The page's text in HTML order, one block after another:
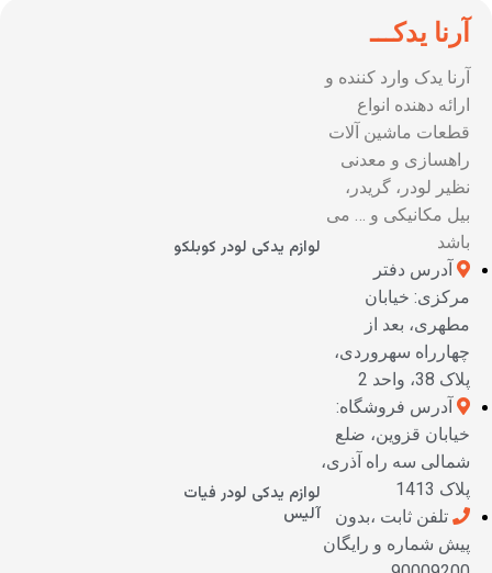
آرنا یدکـــ
آرنا یدک وارد کننده و
ارائه دهنده انواع
قطعات ماشین آلات
راهسازی و معدنی
نظیر لودر، گریدر،
بیل مکانیکی و … می
باشد
آدرس دفتر
مرکزی: خیابان
مطهری، بعد از
چهارراه سهروردی،
پلاک 38، واحد 2
آدرس فروشگاه:
خیابان قزوین، ضلع
شمالی سه راه آذری،
پلاک 1413
تلفن ثابت ،بدون
پیش شماره و رایگان
لوازم یدکی لودر کوبلکو
لوازم یدکی لودر فیات
آلیس